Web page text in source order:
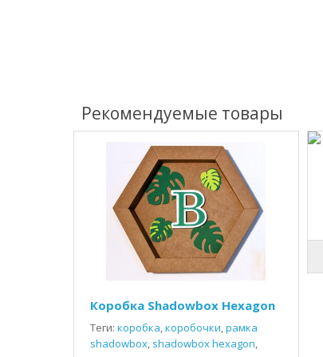
Рекомендуемые товары
Коробка Shadowbox Hexagon
Теги: коробка,коробочки,рамка
shadowbox, shadowbox hexagon,